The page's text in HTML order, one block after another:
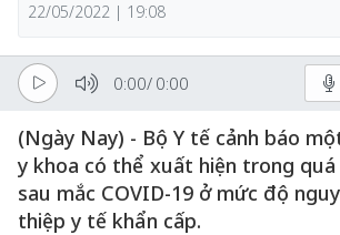
22/05/2022 | 19:08
0:00/ 0:00
(Ngày Nay) - Bộ Y tế cảnh báo
y khoa có thể xuất hiện trong
sau mắc COVID-19 ở mức độ
thiệp y tế khẩn cấp.